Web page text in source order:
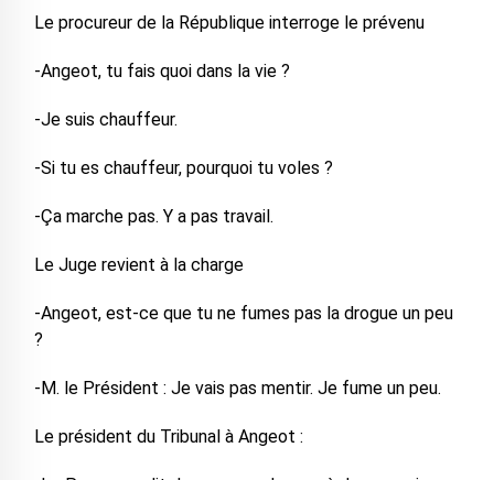
Le procureur de la République interroge le prévenu
-Angeot, tu fais quoi dans la vie ?
-Je suis chauffeur.
-Si tu es chauffeur, pourquoi tu voles ?
-Ça marche pas. Y a pas travail.
Le Juge revient à la charge
-Angeot, est-ce que tu ne fumes pas la drogue un peu
?
-M. le Président : Je vais pas mentir. Je fume un peu.
Le président du Tribunal à Angeot :